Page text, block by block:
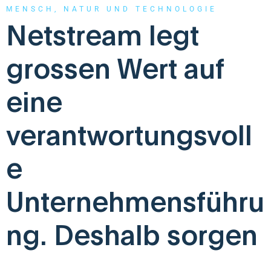
MENSCH, NATUR UND TECHNOLOGIE
Netstream legt
grossen Wert auf
eine
verantwortungsvoll
e
Unternehmensführu
ng. Deshalb sorgen